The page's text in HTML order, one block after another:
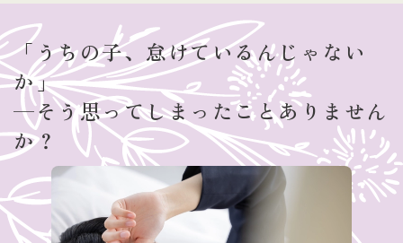
「うちの子、怠けているんじゃない
か」
—そう思ってしまったことありません
か？